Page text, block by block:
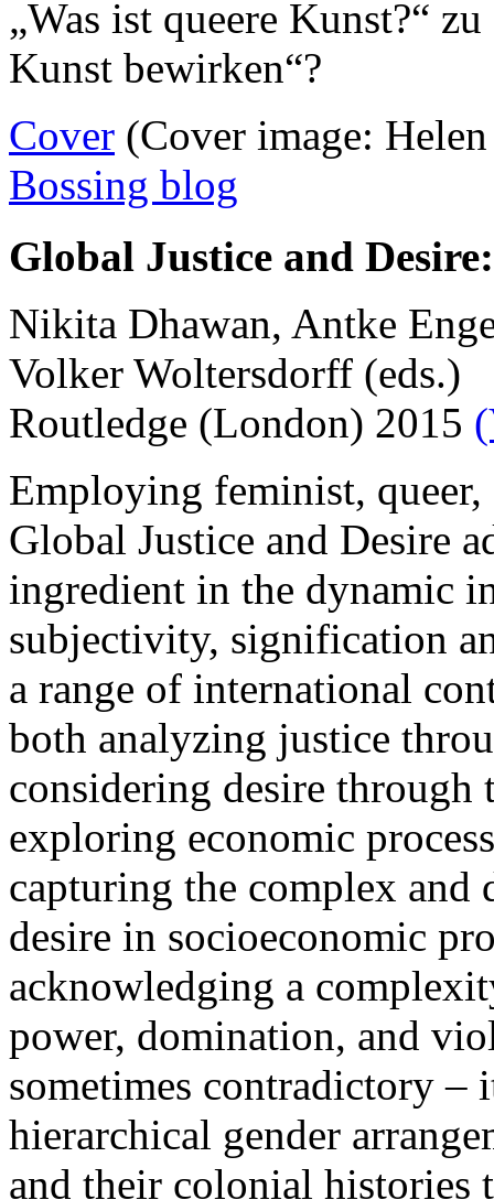
„Was ist queere Kunst?“
Kunst bewirken“?
Cover (Cover image:
Bossing blog
Global Justice and
Nikita Dhawan, Antke
Volker Woltersdorff (eds.)
Routledge (London) 2015
Employing feminist,
Global Justice and Desire
ingredient in the dynamic
subjectivity, signification
a range of international
both analyzing justice
considering desire
exploring economic
capturing the complex
desire in socioeconomic
acknowledging a
power, domination, and
sometimes contradictory –
hierarchical gender
and their colonial histories